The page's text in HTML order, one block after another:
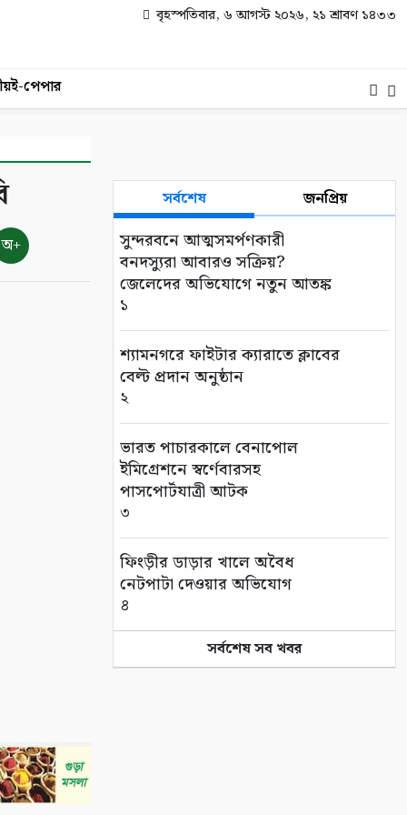
বৃহস্পতিবার, ৬ আগস্ট ২০২৬, ২১ শ্রাবণ ১৪৩৩
ই-পেপার
অ+
সর্বশেষ জনপ্রিয়
সুন্দরবনে আত্মসমর্পণকারী
বনদস্যুরা আবারও সক্রিয়?
জেলেদের অভিযোগে নতুন আতঙ্ক
১
শ্যামনগরে ফাইটার ক্যারাতে ক্লাবের
বেল্ট প্রদান অনুষ্ঠান
২
ভারত পাচারকালে বেনাপোল
ইমিগ্রেশনে স্বর্ণেবারসহ
পাসপোর্টযাত্রী আটক
৩
ফিংড়ীর ডাড়ার খালে অবৈধ
নেটপাটা দেওয়ার অভিযোগ
৪
তালায় বিল থেকে যুবকের মৃতদেহ
সর্বশেষ সব খবর